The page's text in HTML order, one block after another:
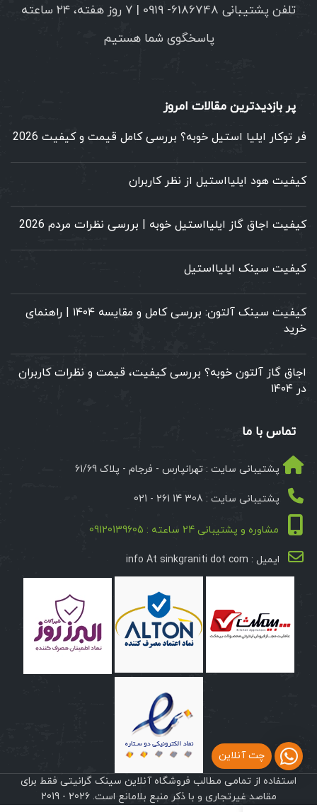
تلفن پشتیبانی 6186748- 0919 | ۷ روز هفته، ۲۴ ساعته
پاسخگوی شما هستیم
پر بازدیدترین مقالات امروز
فر توکار ایلیا استیل خوبه؟ بررسی کامل قیمت و کیفیت 2026
کیفیت هود ایلیااستیل از نظر کاربران
کیفیت اجاق گاز ایلیااستیل خوبه | بررسی نظرات مردم 2026
کیفیت سینک ایلیااستیل
کیفیت سینک آلتون: بررسی کامل و مقایسه ۱۴۰۴ | راهنمای
خرید
اجاق گاز آلتون خوبه؟ بررسی کیفیت، قیمت و نظرات کاربران
در ۱۴۰۴
تماس با ما
پشتیبانی سایت : تهرانپارس - فرجام - پلاک 61/69
پشتیبانی سایت : 308 14 261 - 021
مشاوره و پشتیبانی 24 ساعته : 09120139605
ایمیل : info At sinkgraniti dot com
استفاده از تمامی مطالب فروشگاه آنلاین سینک گرانیتی فقط برای
مقاصد غیرتجاری و با ذکر منبع بلامانع است. 2026 - 2019
چت آنلاین